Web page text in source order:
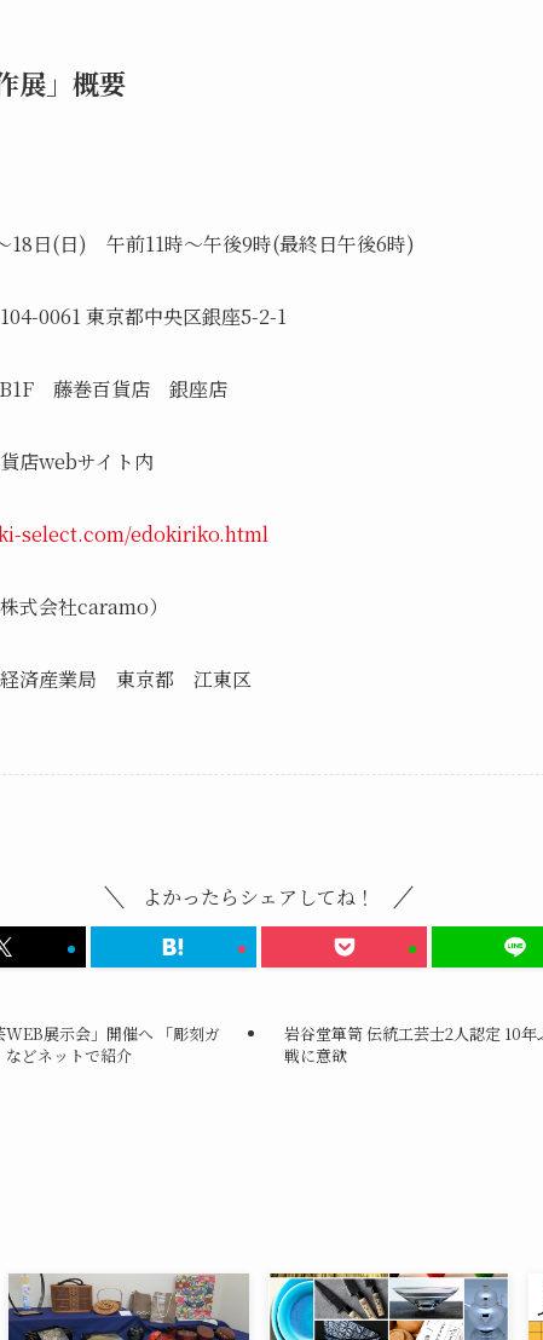
展」概要
18日(日) 午前11時～午後9時(最終日午後6時)
0061 東京都中央区銀座5-2-1
藤巻百貨店 銀座店
店webサイト内
select.com/edokiriko.html
式会社caramo）
経済産業局 東京都 江東区
よかったらシェアしてね！
WEB展示会」開催へ 「彫刻ガ
などネットで紹介
岩谷堂箪笥 伝統工芸士2人認定 10年
戦に意欲